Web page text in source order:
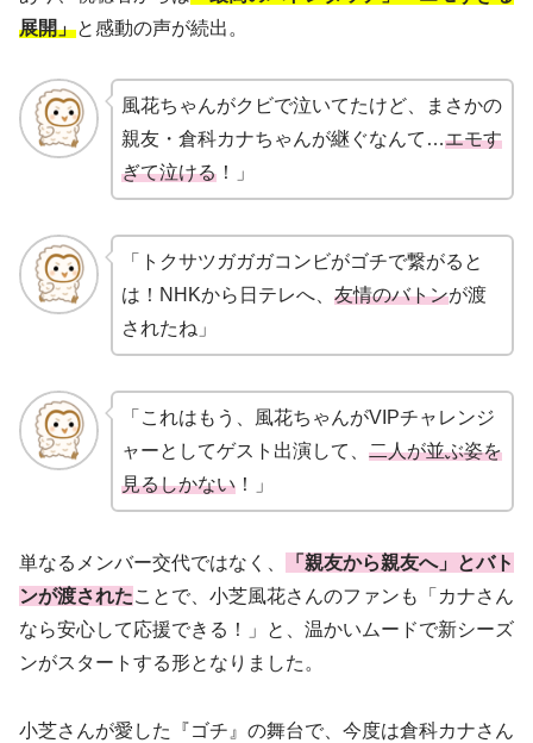
展開」と感動の声が続出。
風花ちゃんがクビで泣いてたけど、まさかの
親友・倉科カナちゃんが継ぐなんて…エモす
ぎて泣ける！」
「トクサツガガガコンビがゴチで繋がると
は！NHKから日テレへ、 友情のバトンが渡
されたね」
「これはもう、風花ちゃんがVIPチャレンジ
ャーとしてゲスト出演して、 二人が並ぶ姿を
見るしかない！」
単なるメンバー交代ではなく、
「親友から親友へ」とバト
ンが渡されたことで、小芝風花さんのファンも「カナさん
なら安心して応援できる！」と、温かいムードで新シーズ
ンがスタートする形となりました。
小芝さんが愛した『ゴチ』の舞台で、今度は倉科カナさん